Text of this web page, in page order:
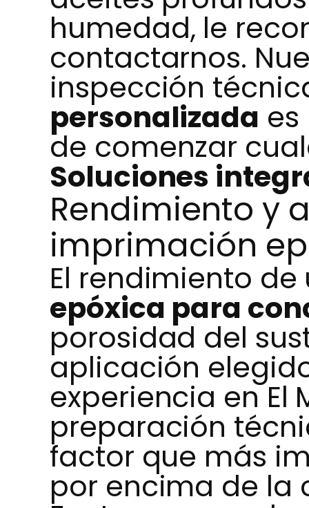
humedad, le
contactarnos.
inspección
personalizada
de comenzar
Soluciones
Rendimiento y
imprimación
El rendimiento
epóxica para
porosidad del
aplicación
experiencia en El
preparación
factor que más
por encima de la